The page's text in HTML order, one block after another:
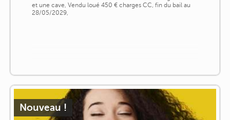
et une cave, Vendu loué 450 € charges CC, fin du bail au
28/05/2029,
Nouveau !